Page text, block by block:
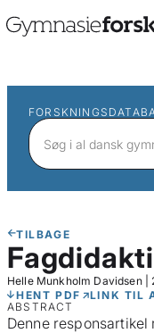
TILBAGE
Helle Munkholm Davidsen|
HENT PDF
LINK TIL
ABSTRACT
Denne